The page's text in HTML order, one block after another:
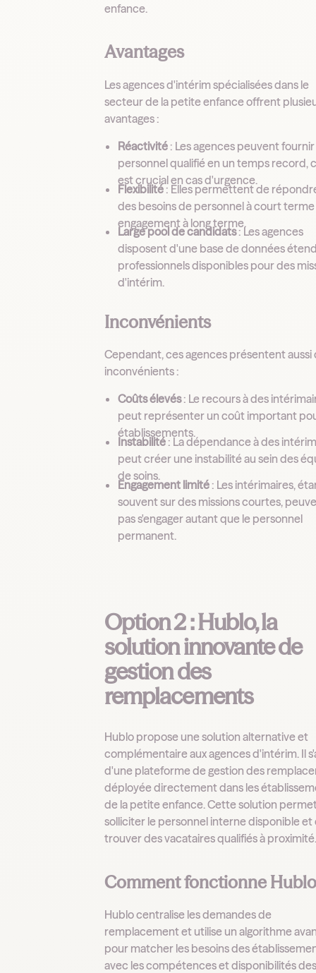
enfance.
Avantages
Les agences d'intérim spécialisées dans le
secteur de la petite enfance offrent
avantages :
Réactivité : Les agences peuvent
personnel qualifié en un temps record,
est crucial en cas d'urgence.
Flexibilité: Elles permettent de
des besoins de personnel à court terme
engagement à long terme.
Large pool de candidats: Les agences
disposent d'une base de données
professionnels disponibles pour des
d'intérim.
Inconvénients
Cependant, ces agences présentent aussi
inconvénients :
Coûts élevés: Le recours à des
peut représenter un coût important
établissements.
Instabilité : La dépendance à des
peut créer une instabilité au sein des
de soins.
Engagement limité : Les intérimaires,
souvent sur des missions courtes,
pas s'engager autant que le personnel
permanent.
Option 2 : Hublo, la
solution innovante de
gestion des
remplacements
Hublo propose une solution alternative et
complémentaire aux agences d'intérim. Il
d'une plateforme de gestion des
déployée directement dans les
de la petite enfance. Cette solution
solliciter le personnel interne disponible et
trouver des vacataires qualifiés à
Comment fonctionne
Hublo centralise les demandes de
remplacement et utilise un algorithme
pour matcher les besoins des
avec les compétences et disponibilités